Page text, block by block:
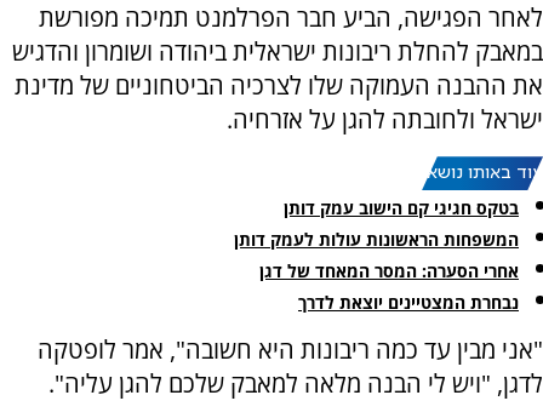
לאחר הפגישה, הביע חבר הפרלמנט תמיכה מפורשת
במאבק להחלת ריבונות ישראלית ביהודה ושומרון והדגיש
את ההבנה העמוקה שלו לצרכיה הביטחוניים של מדינת
ישראל ולחובתה להגן על אזרחיה.
עוד באותו נושא:
בטקס חגיגי קם הישוב עמק דותן
המשפחות הראשונות עולות לעמק דותן
אחרי הסערה: המסר המאחד של דגן
נבחרת המצטיינים יוצאת לדרך
"אני מבין עד כמה ריבונות היא חשובה", אמר לופטקה
לדגן, "ויש לי הבנה מלאה למאבק שלכם להגן עליה".